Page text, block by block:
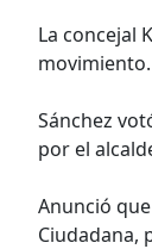
La concejal
Sánchez
por el
Anunció
Ciudadana,